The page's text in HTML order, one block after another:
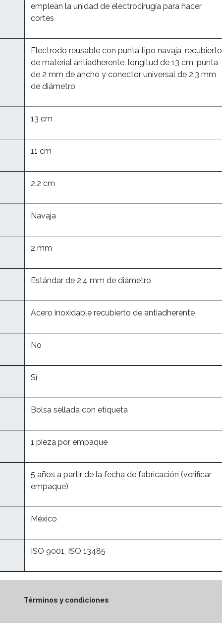
emplean la unidad de electrocirugía para hacer
cortes
Electrodo reusable con punta tipo navaja, recubierto
de material antiadherente, longitud de 13 cm, punta
de 2 mm de ancho y conector universal de 2.3 mm
de diámetro
13 cm
11 cm
2.2 cm
Navaja
2 mm
Estándar de 2.4 mm de diámetro
Acero inoxidable recubierto de antiadherente
No
Sí
Bolsa sellada con etiqueta
1 pieza por empaque
5 años a partir de la fecha de fabricación (verificar
empaque)
México
ISO 9001, ISO 13485
Términos y condiciones